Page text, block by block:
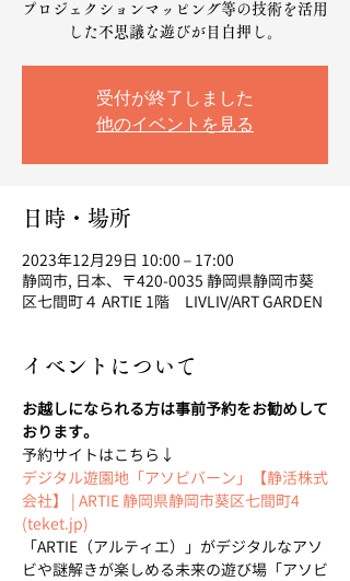
プロジェクションマッピング等の技術を活用
した不思議な遊びが目白押し。
受付が終了しました
他のイベントを見る
日時・場所
2023年12月29日 10:00 – 17:00
静岡市, 日本、〒420-0035 静岡県静岡市葵
区七間町４ ARTIE 1階 LIVLIV/ART GARDEN
イベントについて
お越しになられる方は事前予約をお勧めして
おります。
予約サイトはこちら↓
デジタル遊園地「アソビバーン」【静活株式
会社】 | ARTIE 静岡県静岡市葵区七間町4
(teket.jp)
「ARTIE（アルティエ）」がデジタルなアソ
ビや謎解きが楽しめる未来の遊び場「アソビ